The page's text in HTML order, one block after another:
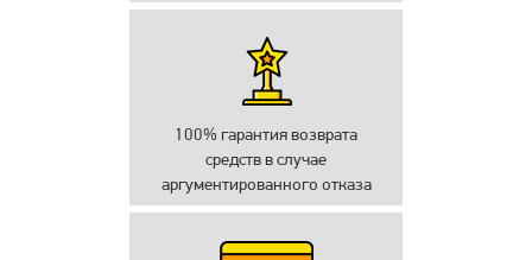
100% гарантия возврата
средств в случае
аргументированного отказа